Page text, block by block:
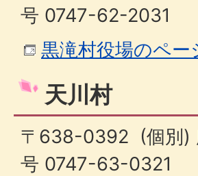
号 0747-62-2031
黒滝村役場のペー
天川村
〒638-0392 (個別)
号 0747-63-0321